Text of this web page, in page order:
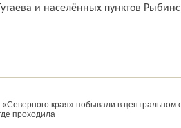
и населённых пунктов
края» побывали в центральном
проходила